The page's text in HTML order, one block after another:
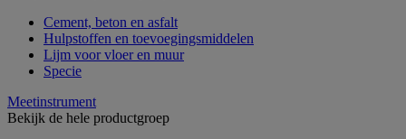
Cement, beton en asfalt
Hulpstoffen en toevoegingsmiddelen
Lijm voor vloer en muur
Specie
Meetinstrument
Bekijk de hele productgroep